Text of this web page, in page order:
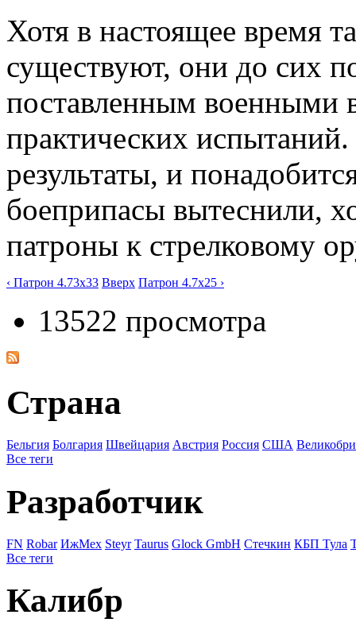
Хотя в настоящее время
существуют, они до сих
поставленным военными
практических
результаты, и
боеприпасы вытеснили,
патроны к стрелковому
‹ Патрон 4.73x33 Вверх Патрон 4.7x25 ›
13522 просмотра
Страна
Бельгия Болгария Швейцария Австрия Росcия США
Все теги
Разработчик
FN Robar ИжМех Steyr Taurus Glock GmbH Стечкин КБП Тула
Все теги
Калибр